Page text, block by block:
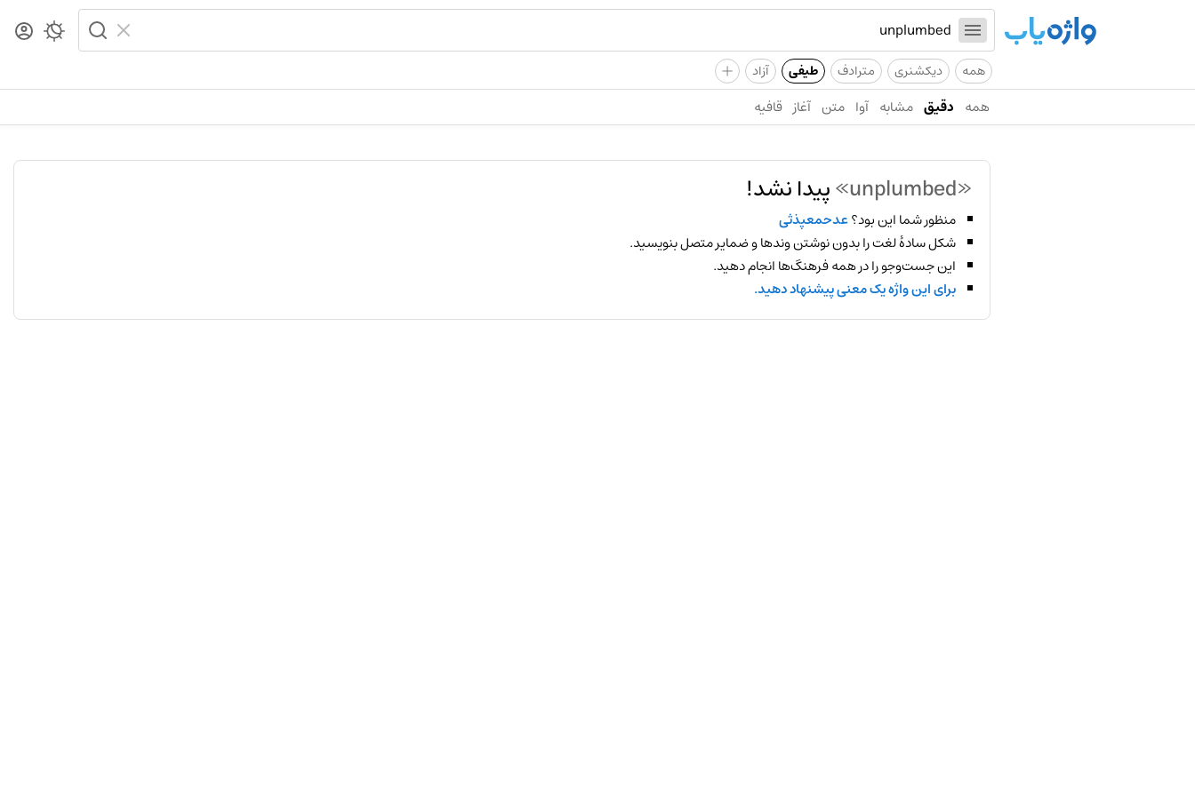
همه دیکشنری مترادف طیفی آزاد +
همه دقیق مشابه آوا متن آغاز قافیه
«unplumbed» پیدا نشد!
منظور شما این بود؟عدحمعپذثی
شکل سادهٔ لغت را بدون نوشتن وندها و ضمایر متصل بنویسید.
این جست‌وجو را در همه فرهنگ‌ها انجام دهید.
برای این واژه یک معنی پیشنهاد دهید.